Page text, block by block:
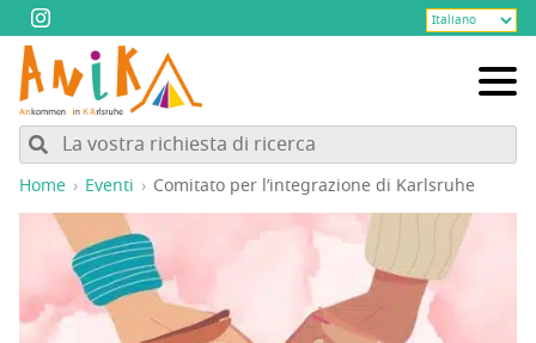
Home Eventi Comi­ta­to per l’in­te­gra­zio­ne di Karlsruhe